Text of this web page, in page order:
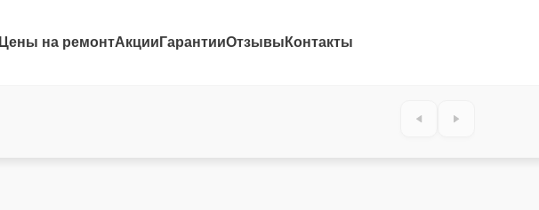
Цены на ремонтАкции ГарантииОтзывы Контакты